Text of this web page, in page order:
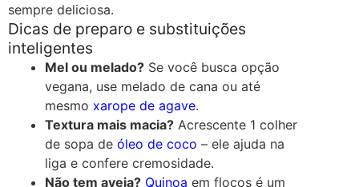
sempre deliciosa.
Dicas de preparo e substituições
inteligentes
Mel ou melado? Se você busca opção
vegana, use melado de cana ou até
mesmo xarope de agave.
Textura mais macia? Acrescente 1 colher
de sopa deóleo de coco – ele ajuda na
liga e confere cremosidade.
Não tem aveia? Quinoa em flocos é um